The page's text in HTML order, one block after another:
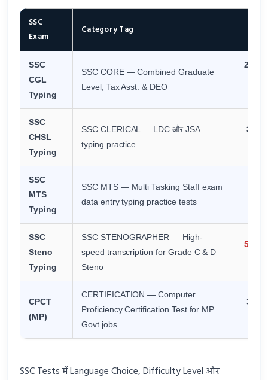
SSC
Exam
Category Tag
SSC
CGL
Typing
SSC CORE — Combined Graduate
Level, Tax Asst. & DEO
27-30
SSC
CHSL
Typing
SSC CLERICAL — LDC और JSA
typing practice
35
SSC
MTS
Typing
SSC MTS — Multi Tasking Staff exam
data entry typing practice tests
SSC
Steno
Typing
SSC STENOGRAPHER — High-
speed transcription for Grade C & D
Steno
50/40
CPCT
(MP)
CERTIFICATION — Computer
Proficiency Certification Test for MP
Govt jobs
30
SSC Tests में Language Choice, Difficulty Level और